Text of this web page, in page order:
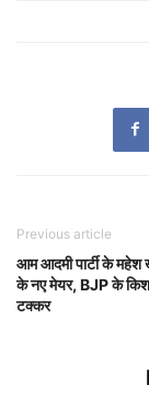
Previous article
आम आदमी पार्टी के
के नए मेयर, BJP के
टक्कर